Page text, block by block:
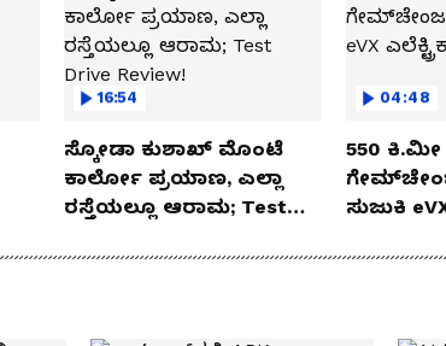
16:54
ಸ್ಕೋಡಾ ಕುಶಾಖ್ ಮೊಂಟೆ
ಕಾರ್ಲೋ ಪ್ರಯಾಣ, ಎಲ್ಲಾ
ರಸ್ತೆಯಲ್ಲೂ ಆರಾಮ; Test
04:48
550
ಸುಜುಕಿ eVX ಎಲೆಕ್ಟ್ರಿಕ್ ಕಾರು